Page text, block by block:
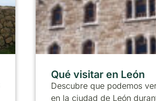
Qué visitar en León
Descubre que podemos
en la ciudad de León